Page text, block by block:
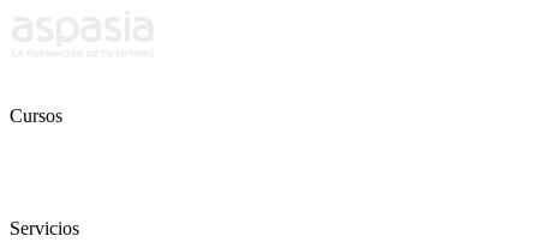
Cursos
Servicios